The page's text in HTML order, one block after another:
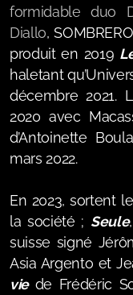
formidable duo
Diallo,
produit en 2019
haletant
décembre 2021.
2020 avec
d’Antoinette
mars 2022.
En 2023, sortent
la société ; Seule
suisse signé
Asia Argento et
vie de Frédéric